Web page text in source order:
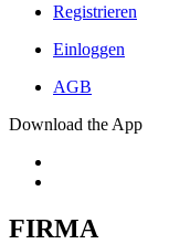
Registrieren
Einloggen
AGB
Download the App
FIRMA